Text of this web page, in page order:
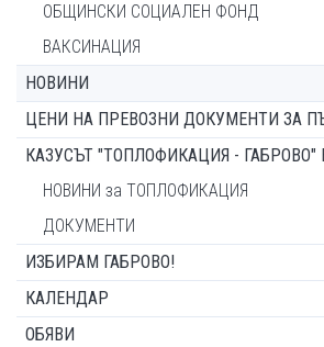
ОБЩИНСКИ СОЦИАЛЕН ФОНД
ВАКСИНАЦИЯ
НОВИНИ
ЦЕНИ НА ПРЕВОЗНИ ДОКУМЕНТИ ЗА
КАЗУСЪТ "ТОПЛОФИКАЦИЯ - ГАБРОВО"
НОВИНИ за ТОПЛОФИКАЦИЯ
ДОКУМЕНТИ
ИЗБИРАМ ГАБРОВО!
КАЛЕНДАР
ОБЯВИ